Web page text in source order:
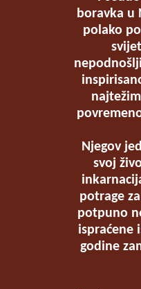
boravka u
polako
Njegov
svoj
potrage
potpuno
ispraćene
godine